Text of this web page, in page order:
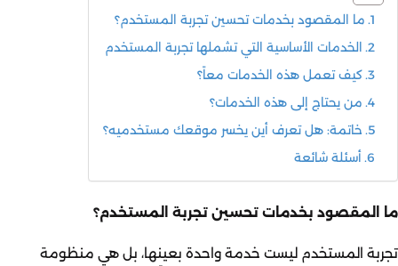
ما المقصود بخدمات تحسين تجربة المستخدم؟
الخدمات الأساسية التي تشملها تجربة المستخدم
كيف تعمل هذه الخدمات معاً؟
من يحتاج إلى هذه الخدمات؟
خاتمة: هل تعرف أين يخسر موقعك مستخدميه؟
أسئلة شائعة
ما المقصود بخدمات تحسين تجربة المستخدم؟
تجربة المستخدم ليست خدمة واحدة بعينها، بل هي منظومة